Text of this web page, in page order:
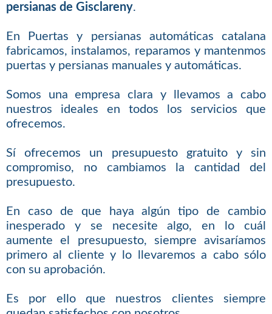
persianas de Gisclareny.
En Puertas y persianas automáticas catalana
fabricamos, instalamos, reparamos y mantenmos
puertas y persianas manuales y automáticas.
Somos una empresa clara y llevamos a cabo
nuestros ideales en todos los servicios que
ofrecemos.
Sí ofrecemos un presupuesto gratuito y sin
compromiso, no cambiamos la cantidad del
presupuesto.
En caso de que haya algún tipo de cambio
inesperado y se necesite algo, en lo cuál
aumente el presupuesto, siempre avisaríamos
primero al cliente y lo llevaremos a cabo sólo
con su aprobación.
Es por ello que nuestros clientes siempre